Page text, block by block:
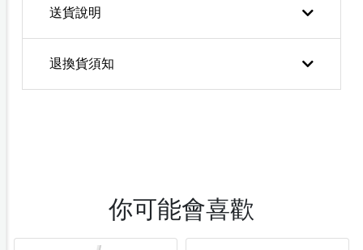
送貨說明
退換貨須知
你可能會喜歡